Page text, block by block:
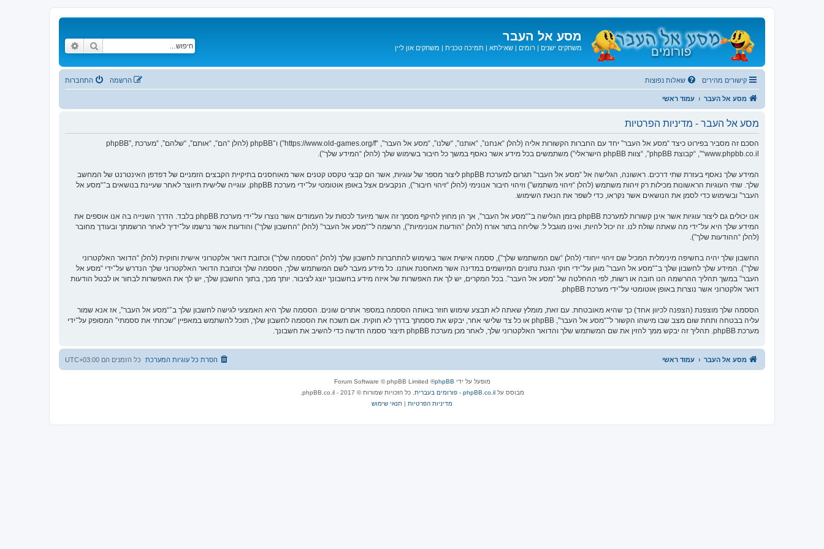
מסע אל העבר
משחקים ישנים | רומים | שאילתא | תמיכה טכנית | משחקים און ליין חיפוש
קישורים מהירים שאלות נפוצות התחברות הרשמה
מסע אל העבר עמוד ראשי
מסע אל העבר - מדיניות הפרטיות
הסכם זה מסביר בפירוט כיצד “מסע אל העבר” יחד עם החברות הקשורות אליה (להלן “אנחנו”, “אותנו”, “שלנו”, “מסע אל העבר”, “https://www.old-games.org/f”) ו־phpBB (להלן “הם”, “אותם”, “שלהם”, “מערכת phpBB”,
“www.phpbb.co.il”, “קבוצת phpBB”, “צוות phpBB הישראלי”) משתמשים בכל מידע אשר נאסף במשך כל חיבור בשימוש שלך (להלן “המידע שלך”).
המידע שלך נאסף בעזרת שתי דרכים. ראשונה, הגלישה אל “מסע אל העבר” תגרום למערכת phpBB ליצור מספר של עוגיות, אשר הם קבצי טקסט קטנים אשר מאוחסנים בתיקיית הקבצים הזמניים של דפדפן האינטרנט של המחשב
שלך. שתי העוגיות הראשונות מכילות רק זיהות משתמש (להלן “זיהוי משתמש”) וזיהוי חיבור אנונימי (להלן “זיהוי חיבור”), הנקבעים אצל באופן אוטומטי על־ידי מערכת phpBB. עוגייה שלישית תיווצר לאחר שעיינת בנושאים ב־“מסע אל
העבר” ובשימוש כדי לסמן את הנושאים אשר נקראו, כדי לשפר את הנאת השימוש.
אנו יכולים גם ליצור עוגיות אשר אינן קשורות למערכת phpBB בזמן הגלישה ב־“מסע אל העבר”, אך הן מחוץ להיקף מסמך זה אשר מיועד לכסות על העמודים אשר נוצרו על־ידי מערכת phpBB בלבד. הדרך השנייה בה אנו אוספים את
המידע שלך היא על־ידי מה שאתה שולח לנו. זה יכול להיות, ואינו מוגבל ל: שליחה בתור אורח (להלן “הודעות אנונימיות”), הרשמה ל־“מסע אל העבר” (להלן “החשבון שלך”) והודעות אשר נרשמו על־ידיך לאחר הרשמתך ובעודך מחובר
(להלן “ההודעות שלך”).
החשבון שלך יהיה בחשיפה מינימלית המכיל שם זיהוי ייחודי (להלן “שם המשתמש שלך”), ססמה אישית אשר בשימוש להתחברות לחשבון שלך (להלן “הססמה שלך”) וכתובת דואר אלקטרוני אישית וחוקית (להלן “הדואר האלקטרוני
שלך”). המידע שלך לחשבון שלך ב־“מסע אל העבר” מוגן על־ידי חוקי הגנת נתונים המיושמים במדינה אשר מאחסנת אותנו. כל מידע מעבר לשם המשתמש שלך, הססמה שלך וכתובת הדואר האלקטרוני שלך הנדרש על־ידי “מסע אל
העבר” במשך תהליך ההרשמה הנו חובה או רשות, לפי ההחלטה של “מסע אל העבר”. בכל המקרים, יש לך את האפשרות של איזה מידע בחשבונך יוצג לציבור. יותך מכך, בתוך החשבון שלך, יש לך את האפשרות לבחור או לבטל הודעות
דואר אלקטרוני אשר נוצרות באופן אוטומטי על־ידי מערכת phpBB.
הססמה שלך מוצפנת (הצפנה לכיוון אחד) כך שהיא מאובטחת. עם זאת, מומלץ שאתה לא תבצע שימוש חוזר באותה הססמה במספר אתרים שונים. הססמה שלך היא האמצעי לגישה לחשבון שלך ב־“מסע אל העבר”, אז אנא שמור
עליה בבטחה ותחת שום מצב שבו מישהו הקשור ל־“מסע אל העבר”, phpBB או כל צד שלישי אחר, יבקש את ססמתך בדרך לא חוקית. אם תשכח את הססמה לחשבון שלך, תוכל להשתמש במאפיין “שכחתי את ססמתי” המסופק על־ידי
מערכת phpBB. תהליך זה יבקש ממך להזין את שם המשתמש שלך והדואר האלקטרוני שלך, לאחר מכן מערכת phpBB תיצור ססמה חדשה כדי להשיב את חשבונך.
מסע אל העבר עמוד ראשי כל הזמנים הם UTC+03:00 הסרת כל עוגיות המערכת
מופעל על ידי phpBB
® Forum Software © phpBB Limited
מבוסס עלphpBB.co.il - פורומים בעברית
. כל הזכויות שמורות © 2017 - phpBB.co.il.
מדיניות הפרטיות | תנאי שימוש